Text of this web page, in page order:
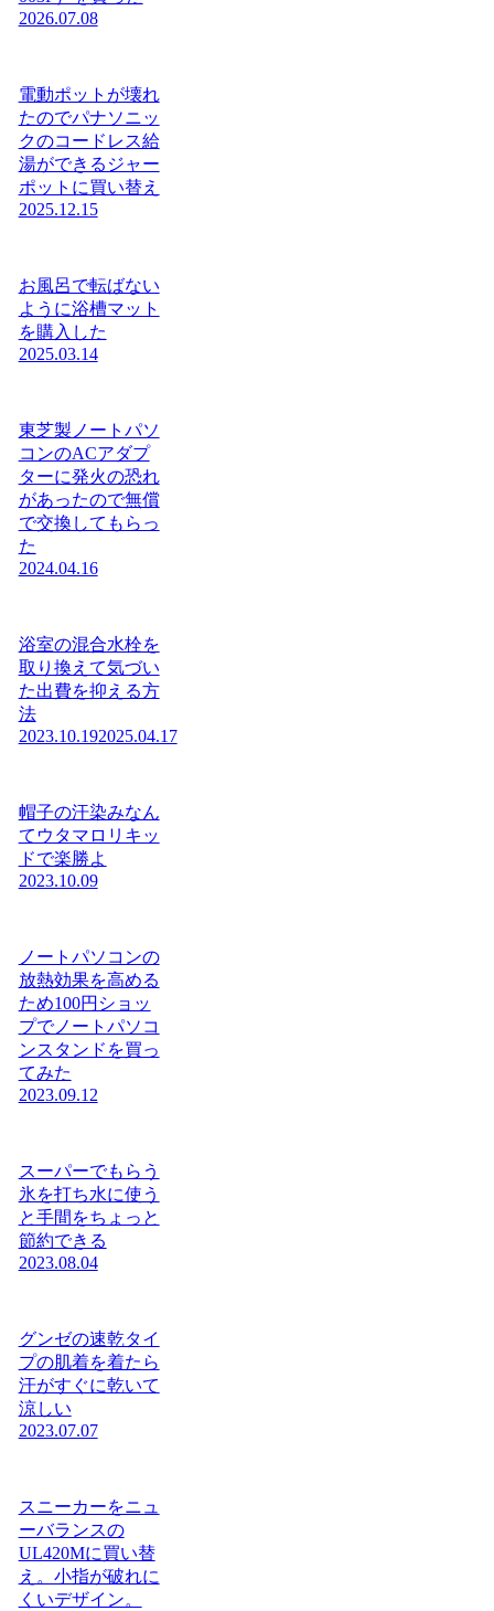
2026.07.08
電動ポットが壊れ
たのでパナソニッ
クのコードレス給
湯ができるジャー
ポットに買い替え
2025.12.15
お風呂で転ばない
ように浴槽マット
を購入した
2025.03.14
東芝製ノートパソ
コンのACアダプ
ターに発火の恐れ
があったので無償
で交換してもらっ
た
2024.04.16
浴室の混合水栓を
取り換えて気づい
た出費を抑える方
法
2023.10.192025.04.17
帽子の汗染みなん
てウタマロリキッ
ドで楽勝よ
2023.10.09
ノートパソコンの
放熱効果を高める
ため100円ショッ
プでノートパソコ
ンスタンドを買っ
てみた
2023.09.12
スーパーでもらう
氷を打ち水に使う
と手間をちょっと
節約できる
2023.08.04
グンゼの速乾タイ
プの肌着を着たら
汗がすぐに乾いて
涼しい
2023.07.07
スニーカーをニュ
ーバランスの
UL420Mに買い替
え。小指が破れに
くいデザイン。